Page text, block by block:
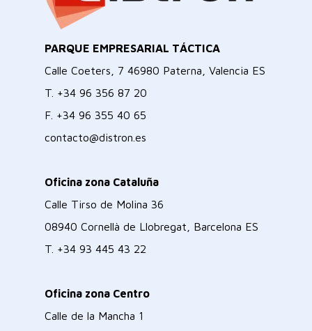
PARQUE EMPRESARIAL TÁCTICA
Calle Coeters, 7 46980 Paterna, Valencia ES
T. +34 96 356 87 20
F. +34 96 355 40 65
contacto@distron.es
Oficina zona Cataluña
Calle Tirso de Molina 36
08940 Cornellà de Llobregat, Barcelona ES
T. +34 93 445 43 22
Oficina zona Centro
Calle de la Mancha 1